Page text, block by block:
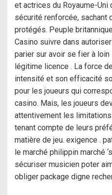
et actrices du Royaume-Uni
sécurité renforcée, sachant
protégés. Peuple
Casino suivre dans
parier sur avoir se fier à
légitime licence . La force
intensité et son efficacité
pour les joueurs qui
casino. Mais, les joueurs
attentivement les
tenant compte de leurs
matière de jeu. exigence .
le marché philippin marché
sécuriser musicien poter
obliger package digne